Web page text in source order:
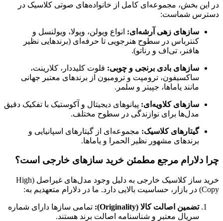
در این بخش، مجموعه‌ای کامل از خانواده‌های صوتی کلاسیک در
دسترس شماست:
سازهای زهی آرشه‌ای: انواع ویولن، ویولا، ویولنسل و
کنترباس در سطوح هنرجویی تا حرفه‌ای (برندهایی نظیر
هافنر، تی‌اف و رناتو).
سازهای بادی برنجی و چوبی: فلوت کلیددار، کلارینت،
ساکسیفون، ترومپت و ترومبون از برندهای معتبر جهانی
مانند یاماها، جپیتر و سلمر.
سازهای کلاویه‌ای: پیانوهای دیجیتال و آکوستیک با تفکیک دقیق
مدل‌ها برای نوازندگی در سطوح مختلف.
گیتارهای کلاسیک: مجموعه‌ای از گیتارهای اسپانیایی و
برندهای مشهور نظیر الحمرا و یاماها.
چرا دلارام مرجع مطمئن خرید سازهای خارجی است؟
خرید ساز کلاسیک خارجی به دلیل وجود مدل‌های غیراصل (High
Copy) در بازار، حساسیت بالایی دارد. ما در دلارام متعهدیم به:
تضمین اصالت کالا (Originality):
تمامی سازها دارای شماره
سریال معتبر و شناسنامه اصالت برند هستند.